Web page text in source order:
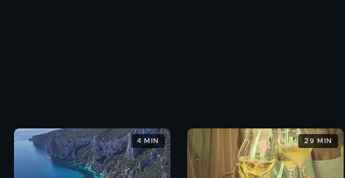
4 MIN 29 MIN